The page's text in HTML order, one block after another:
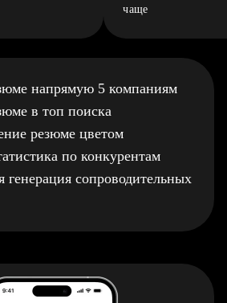
чаще
напрямую 5 компаниям
в топ поиска
резюме цветом
по конкурентам
генерация сопроводительных